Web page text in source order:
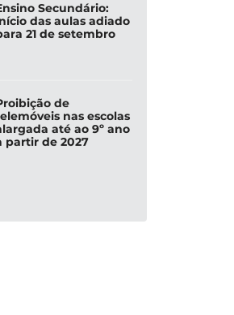
Secundário:
das aulas adiado
21 de setembro
de
nas escolas
até ao 9º ano
partir de 2027